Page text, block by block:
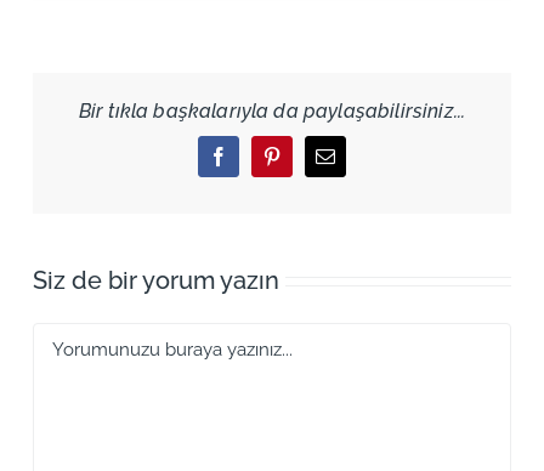
Bir tıkla başkalarıyla da paylaşabilirsiniz...
FacebookPinterestEmail
Siz de bir yorum yazın